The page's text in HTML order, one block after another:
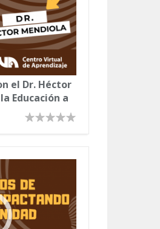
el Dr. Héctor
Educación a
en Utah